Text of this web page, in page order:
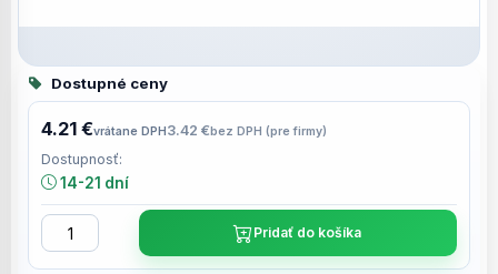
Dostupné ceny
4.21 €vrátane DPH3.42 €bez DPH (pre firmy)
Dostupnosť:
14-21 dní
Pridať do košíka